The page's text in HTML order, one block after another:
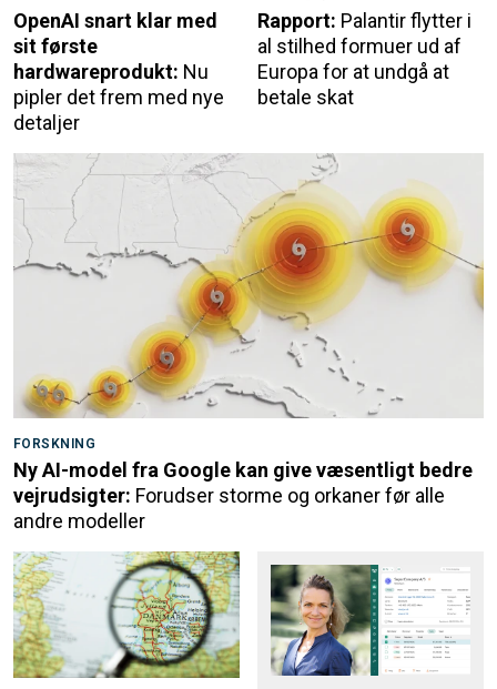
OpenAI snart klar med
sit første
hardwareprodukt: Nu
pipler det frem med nye
detaljer
Rapport: Palantir flytter i
al stilhed formuer ud af
Europa for at undgå at
betale skat
FORSKNING
Ny AI-model fra Google kan give væsentligt bedre
vejrudsigter: Forudser storme og orkaner før alle
andre modeller